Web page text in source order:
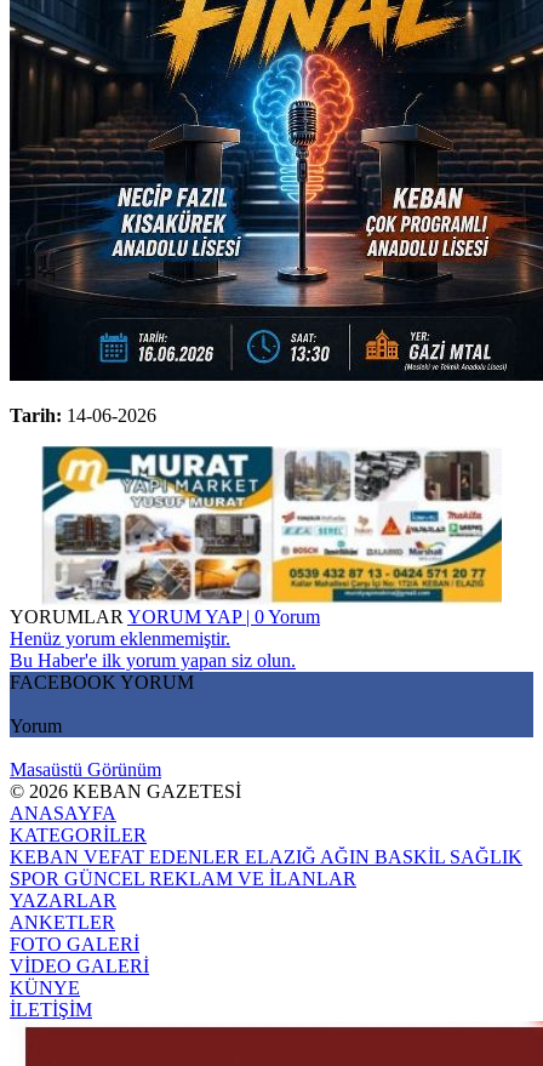
Tarih: 14-06-2026
YORUMLAR YORUM YAP | 0 Yorum
Henüz yorum eklenmemiştir.
Bu Haber'e ilk yorum yapan siz olun.
FACEBOOK YORUM
Yorum
Masaüstü Görünüm
© 2026 KEBAN GAZETESİ
ANASAYFA
KATEGORİLER
KEBAN VEFAT EDENLER ELAZIĞ AĞIN BASKİL SAĞLIK
SPOR GÜNCEL REKLAM VE İLANLAR
YAZARLAR
ANKETLER
FOTO GALERİ
VİDEO GALERİ
KÜNYE
İLETİŞİM